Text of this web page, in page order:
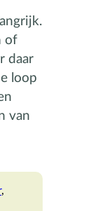
of
daar
loop
van